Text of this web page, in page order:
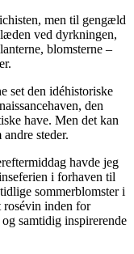
men til gengæld
ved dyrkningen,
blomsterne –
set den idéhistoriske
den
have. Men det kan
steder.
havde jeg
i forhaven til
sommerblomster i
rosévin inden for
samtidig inspirerende